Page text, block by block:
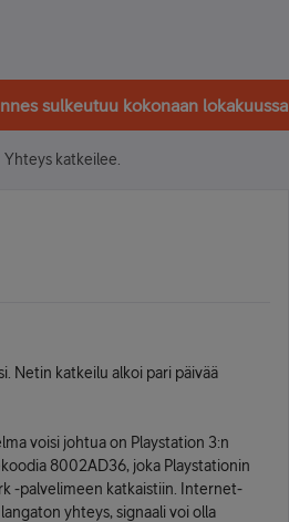
sulkeutuu kokonaan lokakuussa
Yhteys katkeilee.
Netin katkeilu alkoi pari päivää
voisi johtua on Playstation 3:n
8002AD36, joka Playstationin
-palvelimeen katkaistiin. Internet-
yhteys, signaali voi olla